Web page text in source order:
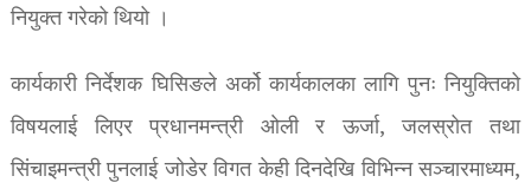
नियुक्त गरेको थियो ।
कार्यकारी निर्देशक घिसिङले अर्को कार्यकालका लागि पुनः नियुक्तिको
विषयलाई लिएर प्रधानमन्त्री ओली र ऊर्जा, जलस्रोत तथा
सिंचाइमन्त्री पुनलाई जोडेर विगत केही दिनदेखि विभिन्न सञ्चारमाध्यम,